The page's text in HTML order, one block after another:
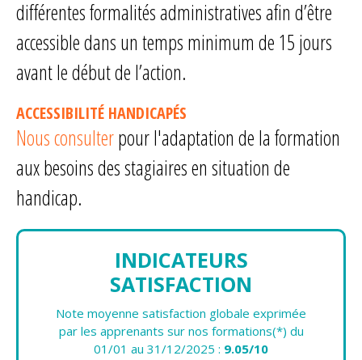
différentes formalités administratives afin d’être
accessible dans un temps minimum de 15 jours
avant le début de l’action.
ACCESSIBILITÉ HANDICAPÉS
Nous consulterpour l'adaptation de la formation
aux besoins des stagiaires en situation de
handicap.
INDICATEURS
SATISFACTION
Note moyenne satisfaction globale exprimée
par les apprenants sur nos formations(*) du
01/01 au 31/12/2025 : 9.05/10